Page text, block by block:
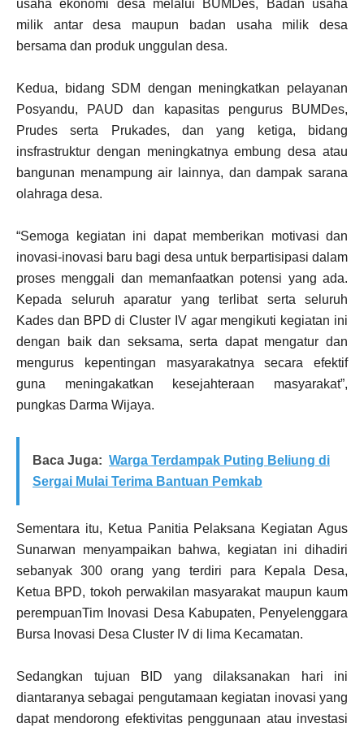
usaha ekonomi desa melalui BUMDes, Badan usaha
milik antar desa maupun badan usaha milik desa
bersama dan produk unggulan desa.
Kedua, bidang SDM dengan meningkatkan pelayanan
Posyandu, PAUD dan kapasitas pengurus BUMDes,
Prudes serta Prukades, dan yang ketiga, bidang
insfrastruktur dengan meningkatnya embung desa atau
bangunan menampung air lainnya, dan dampak sarana
olahraga desa.
“Semoga kegiatan ini dapat memberikan motivasi dan
inovasi-inovasi baru bagi desa untuk berpartisipasi dalam
proses menggali dan memanfaatkan potensi yang ada.
Kepada seluruh aparatur yang terlibat serta seluruh
Kades dan BPD di Cluster IV agar mengikuti kegiatan ini
dengan baik dan seksama, serta dapat mengatur dan
mengurus kepentingan masyarakatnya secara efektif
guna meningakatkan kesejahteraan masyarakat”,
pungkas Darma Wijaya.
Baca Juga: Warga Terdampak Puting Beliung di
Sergai Mulai Terima Bantuan Pemkab
Sementara itu, Ketua Panitia Pelaksana Kegiatan Agus
Sunarwan menyampaikan bahwa, kegiatan ini dihadiri
sebanyak 300 orang yang terdiri para Kepala Desa,
Ketua BPD, tokoh perwakilan masyarakat maupun kaum
perempuanTim Inovasi Desa Kabupaten, Penyelenggara
Bursa Inovasi Desa Cluster IV di lima Kecamatan.
Sedangkan tujuan BID yang dilaksanakan hari ini
diantaranya sebagai pengutamaan kegiatan inovasi yang
dapat mendorong efektivitas penggunaan atau investasi